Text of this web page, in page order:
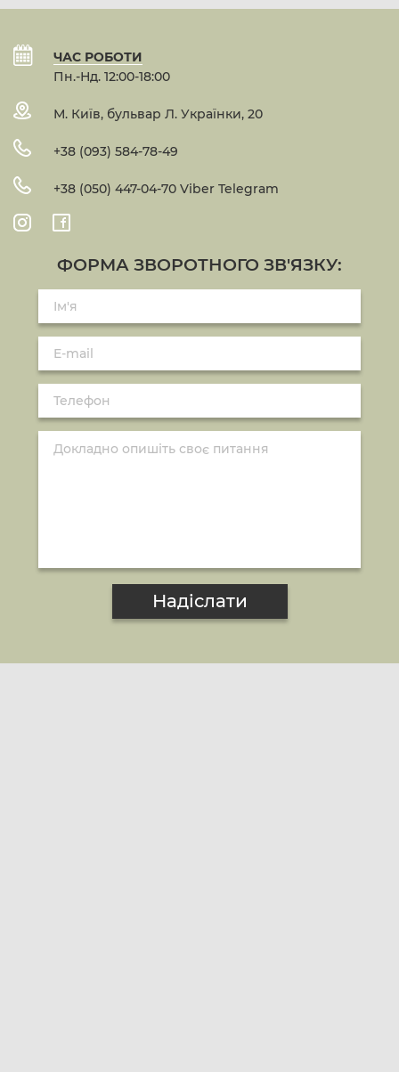
ЧАС РОБОТИ
Пн.-Нд. 12:00-18:00
М. Київ, бульвар Л. Українки, 20
+38 (093) 584-78-49
+38 (050) 447-04-70 Viber Telegram
ФОРМА ЗВОРОТНОГО ЗВ'ЯЗКУ:
Надіслати